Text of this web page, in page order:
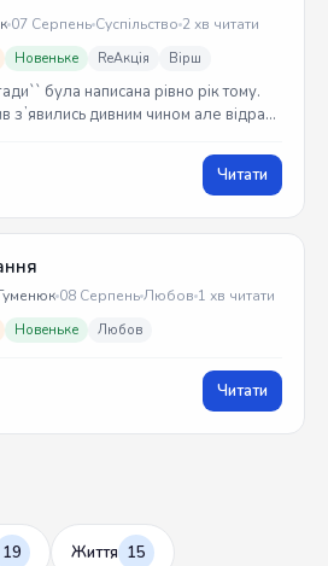
07 Серпень Суспільство 2 хв читати
Новеньке ReАкція Вірш
була написана рівно рік тому.
зʼявились дивним чином але відразу
Читати
08 СерпеньЛюбов 1 хв читати
Новеньке Любов
Читати
19 Життя 15